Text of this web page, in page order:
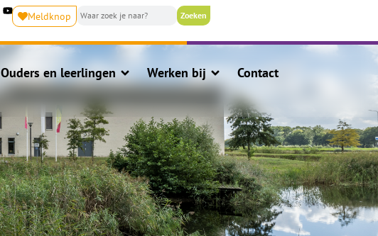
Meldknop
Ouders en leerlingen Werken bij Contact